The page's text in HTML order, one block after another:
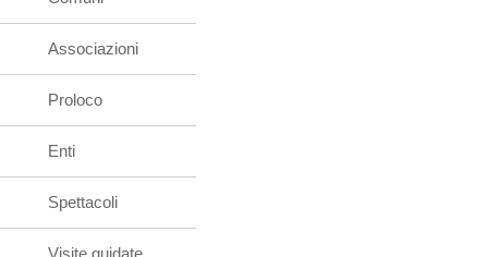
Associazioni
Proloco
Enti
Spettacoli
Visite guidate